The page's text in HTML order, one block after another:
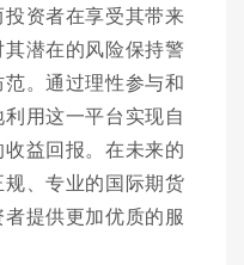
资者在享受其带来
潜在的风险保持警
。通过理性参与和
用这一平台实现自
益回报。在未来的
、专业的国际期货
提供更加优质的服